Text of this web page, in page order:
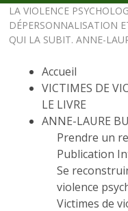
LA VIOLENCE
DÉPERSONNALISATION
QUI LA SUBIT. ANNE-
Accueil
VICTIMES DE
LE LIVRE
ANNE-LAURE
Prendre un
Publication
Se
violence
Victimes de